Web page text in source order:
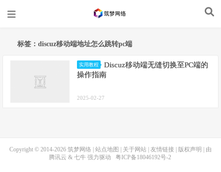
标签：discuz移动端地址怎么跳转pc端
实用教程
Discuz移动端无缝切换至PC端的
操作指南
2025-02-27
Copyright © 2014-2026 筑梦网络 站点地图 关于网站 友情链接 版权声明
| 由
腾讯云 & 七牛强力驱动 粤ICP备18046192号-2